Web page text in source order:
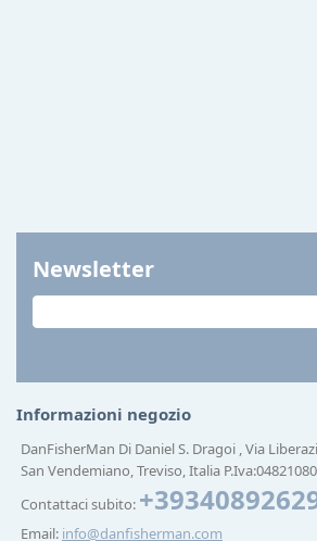
Newsletter
Informazioni negozio
DanFisherMan Di Daniel S. Dragoi , Via
San Vendemiano, Treviso, Italia
Contattaci subito:
Email: info@danfisherman.com